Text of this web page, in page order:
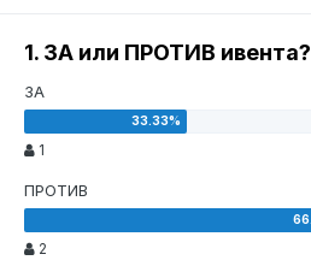
1. ЗА или ПРОТИВ ивента?
ЗА
1
ПРОТИВ
2